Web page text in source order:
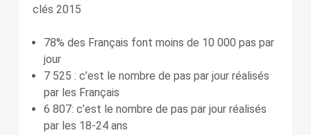
clés 2015
78% des Français font moins de 10 000 pas par
jour
7 525 : c’est le nombre de pas par jour réalisés
par les Français
6 807: c’est le nombre de pas par jour réalisés
par les 18-24 ans